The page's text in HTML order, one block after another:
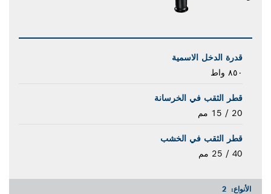
قدرة الدخل الاسمية
٨٥٠ واط
قطر الثقب في الخرسانة
20 / 15 مم
قطر الثقب في الخشب
40 / 25 مم
الأنواع: 2